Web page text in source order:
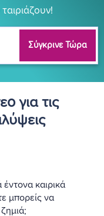
Σύγκρινε Τώρα
για τις
καιρικά
μπορείς να